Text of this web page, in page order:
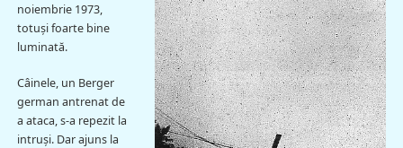
noiembrie 1973,
totuşi foarte bine
luminată.
Câinele, un Berger
german antrenat de
a ataca, s-a repezit la
intruşi. Dar ajuns la